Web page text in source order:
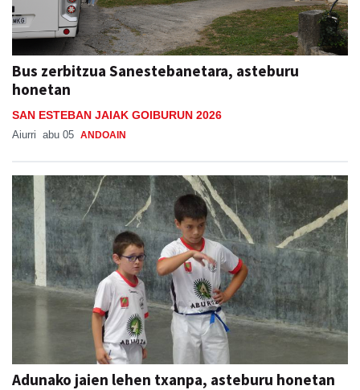
Bus zerbitzua Sanestebanetara, asteburu
honetan
SAN ESTEBAN JAIAK GOIBURUN 2026
Aiurri abu 05 ANDOAIN
Adunako jaien lehen txanpa, asteburu honetan